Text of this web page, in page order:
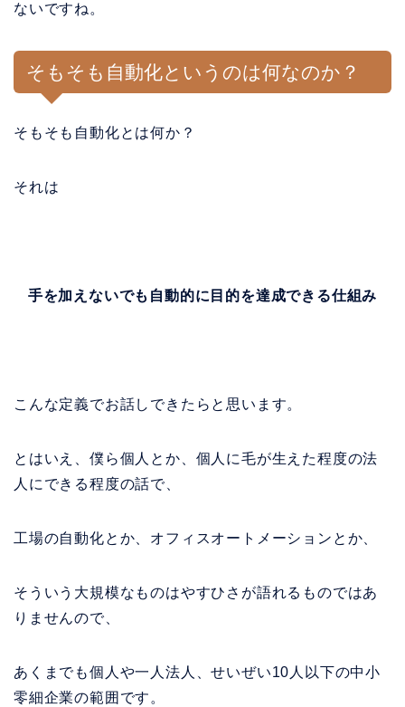
ないですね。
そもそも自動化というのは何なのか？
そもそも自動化とは何か？
それは
手を加えないでも自動的に目的を達成できる仕組み
こんな定義でお話しできたらと思います。
とはいえ、僕ら個人とか、個人に毛が生えた程度の法
人にできる程度の話で、
工場の自動化とか、オフィスオートメーションとか、
そういう大規模なものはやすひさが語れるものではあ
りませんので、
あくまでも個人や一人法人、せいぜい10人以下の中小
零細企業の範囲です。